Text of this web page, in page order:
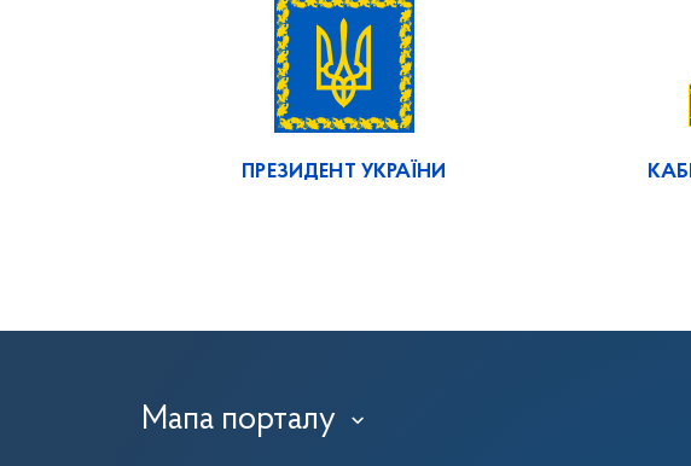
ПРЕЗИДЕНТ УКРАЇНИ
Мапа порталу ›